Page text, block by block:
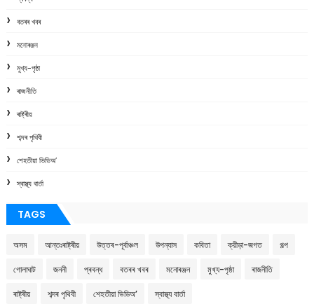
বতৰৰ খবৰ
মনোৰঞ্জন
মুখ্য-পৃষ্ঠা
ৰাজনীতি
ৰাষ্ট্ৰীয়
শব্দৰ পৃথিবী
শেহতীয়া ভিডিঅ’
স্বাস্থ্য বাৰ্তা
TAGS
অসম আন্তঃৰাষ্ট্ৰীয় উত্তৰ-পূৰ্বাঞ্চল উপন্যাস কবিতা ক্রীড়া-জগত গল্প
গোলাঘাট জননী প্ৰবন্ধ বতৰৰ খবৰ মনোৰঞ্জন মুখ্য-পৃষ্ঠা ৰাজনীতি
ৰাষ্ট্ৰীয় শব্দৰ পৃথিবী শেহতীয়া ভিডিঅ’ স্বাস্থ্য বাৰ্তা